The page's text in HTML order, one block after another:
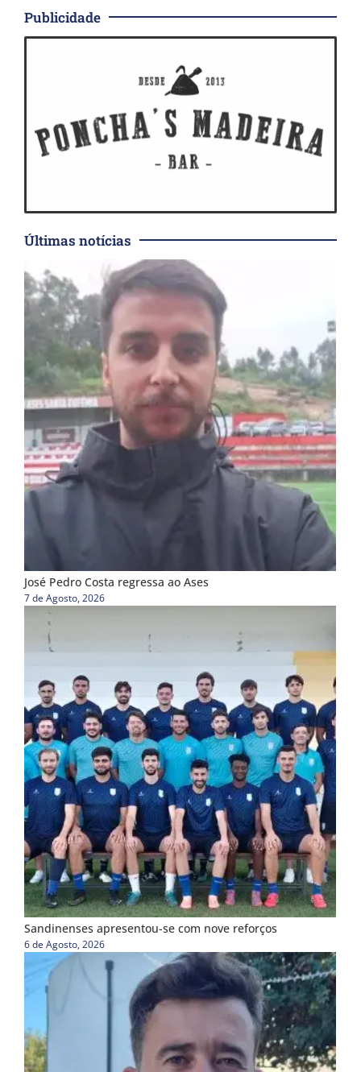
Publicidade
Últimas notícias
José Pedro Costa regressa ao Ases
7 de Agosto, 2026
Sandinenses apresentou-se com nove reforços
6 de Agosto, 2026